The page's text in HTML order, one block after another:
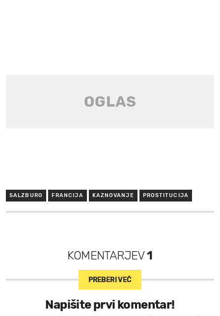
SALZBURG FRANCIJA KAZNOVANJE PROSTITUCIJA
KOMENTARJEV1
PREBERI VEČ
Napišite prvi komentar!